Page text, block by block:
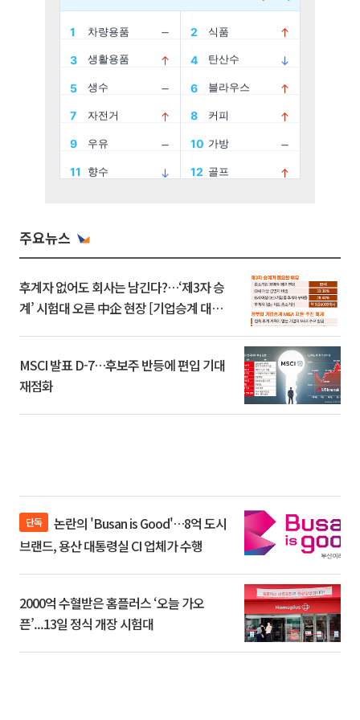
주요뉴스
후계자 없어도 회사는 남긴다?…‘제3자 승
계’ 시험대 오른 中企 현장 [기업승계 대전
MSCI 발표 D-7…후보주 반등에 편입 기대
재점화
단독
브랜드, 용산 대통령실 CI 업체가 수행
2000억 수혈받은 홈플러스 ‘오늘 가오
픈’...13일 정식 개장 시험대